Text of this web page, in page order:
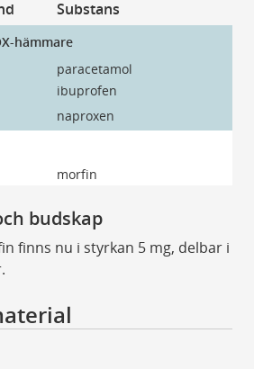
Substans
hämmare
paracetamol
ibuprofen
naproxen
morfin
budskap
finns nu i styrkan 5 mg, delbar i